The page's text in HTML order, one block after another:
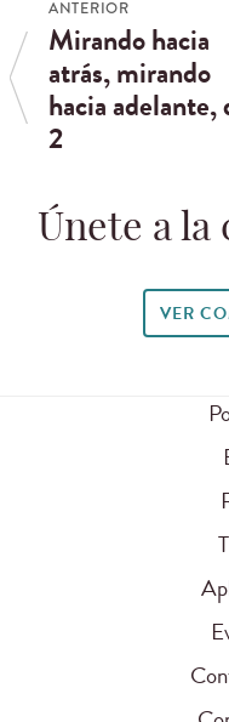
ANTERIOR
Mirando hacia
atrás, mirando
hacia adelante,
2
Únete a la
VER